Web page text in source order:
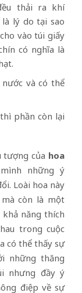
thải ra khí
lý do tại sao
vào túi giấy
có nghĩa là
và có thể
phần còn lại
tượng của hoa
những ý
Loài hoa này
còn là một
năng thích
trong cuộc
có thể thấy sự
những thăng
nhưng đầy ý
điệp về sự